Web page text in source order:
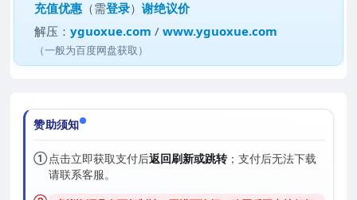
充值优惠 （需登录）谢绝议价
解压：yguoxue.com /www.yguoxue.com
（一般为百度网盘获取）
赞助须知
①点击立即获取支付后返回刷新或跳转；支付后无法下载
请联系客服。